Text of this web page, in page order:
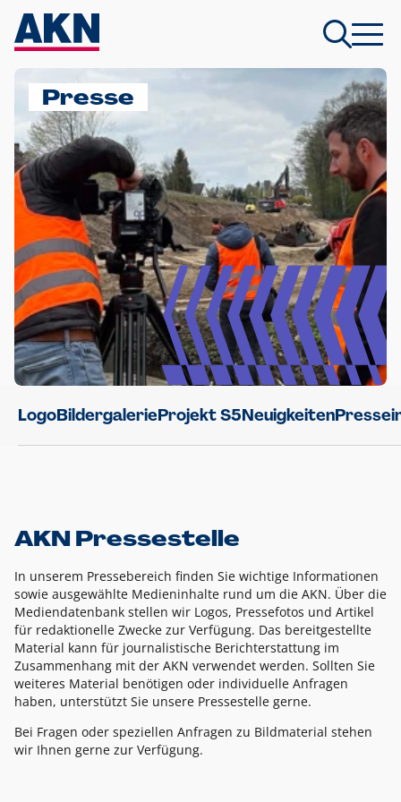
Presse
LogoBildergalerieProjekt S5Neuigkeiten
AKN Pressestelle
In unserem Pressebereich finden Sie wichtige Informationen
sowie ausgewählte Medieninhalte rund um die AKN. Über die
Mediendatenbank stellen wir Logos, Pressefotos und Artikel
für redaktionelle Zwecke zur Verfügung. Das bereitgestellte
Material kann für journalistische Berichterstattung im
Zusammenhang mit der AKN verwendet werden. Sollten Sie
weiteres Material benötigen oder individuelle Anfragen
haben, unterstützt Sie unsere Pressestelle gerne.
Bei Fragen oder speziellen Anfragen zu Bildmaterial stehen
wir Ihnen gerne zur Verfügung.